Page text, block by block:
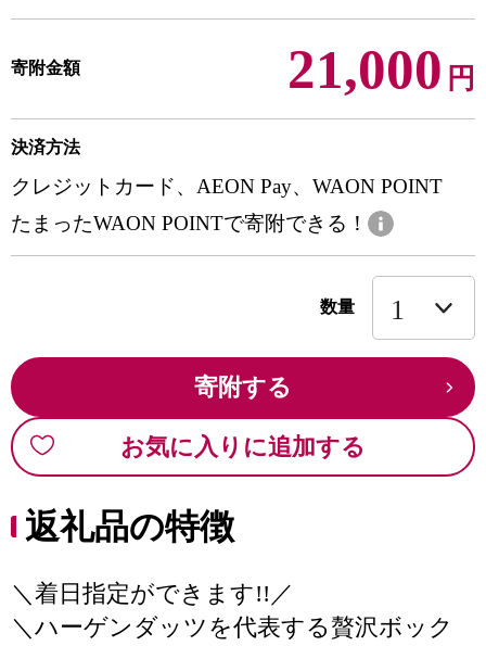
寄附金額 21,000 円
決済方法
クレジットカード、AEON Pay、WAON POINT
たまったWAON POINTで寄附できる！
数量
寄附する
お気に入りに追加する
返礼品の特徴
＼着日指定ができます!!／
＼ハーゲンダッツを代表する贅沢ボック